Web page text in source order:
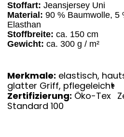
Stoffart: Jeansjersey Uni
Material: 90 % Baumwolle, 5
Elasthan
Stoffbreite: ca. 150 cm
Gewicht: ca. 300 g / m²
Merkmale: elastisch,
glatter Griff, pflegeleicht
Zertifizierung: Öko-Tex
®
Standard 100